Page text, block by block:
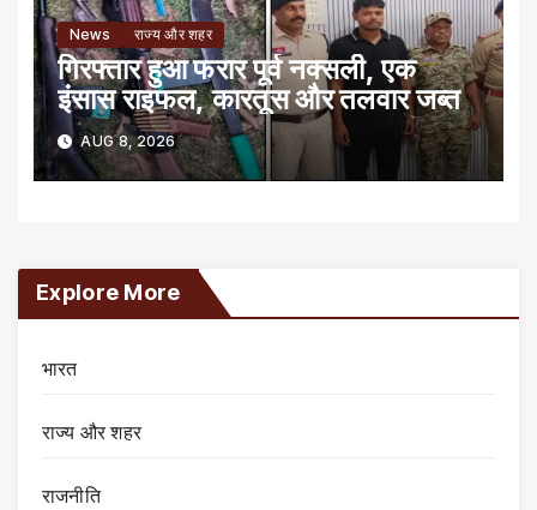
News राज्य और शहर
गिरफ्तार हुआ फरार पूर्व नक्सली, एक
इंसास राइफल, कारतूस और तलवार जब्त
AUG 8, 2026
Explore More
भारत
राज्य और शहर
राजनीति